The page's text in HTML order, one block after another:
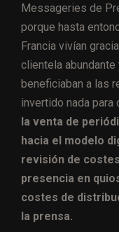
Messageries de
porque hasta
Francia vivían
clientela abundante
beneficiaban a las
invertido nada para
la venta de
hacia el modelo
revisión de
presencia en
costes de
la prensa.